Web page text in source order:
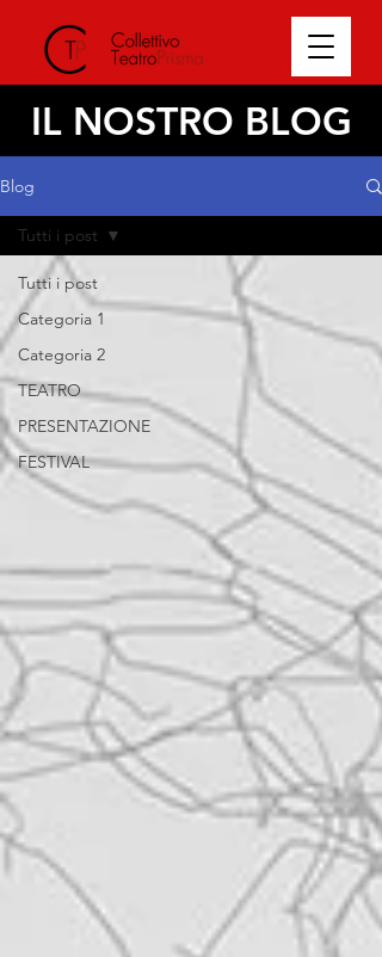
IL NOSTRO BLOG
Blog
Tutti i post
Categoria 1
Categoria 2
TEATRO
PRESENTAZIONE
FESTIVAL
Tutti i post